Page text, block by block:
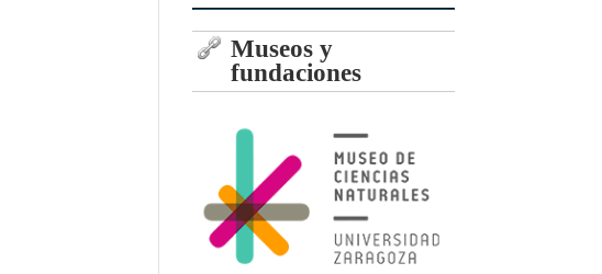
Museos y
fundaciones